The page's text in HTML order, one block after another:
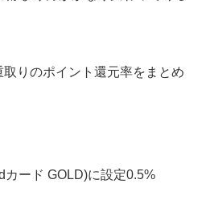
りのポイント還元率をまとめ
カード GOLD)に設定0.5%